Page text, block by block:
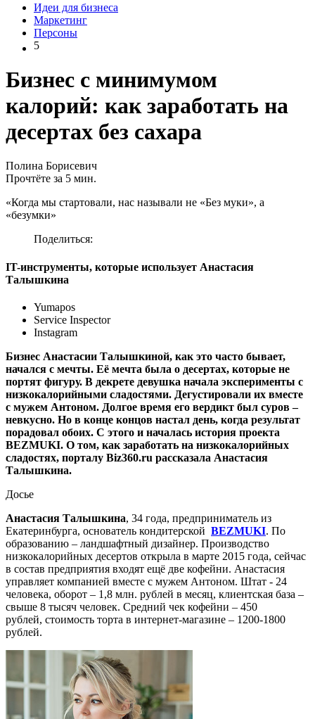
Идеи для бизнеса
Маркетинг
Персоны
5
Бизнес с минимумом
калорий: как заработать на
десертах без сахара
Полина Борисевич
Прочтёте за 5 мин.
«Когда мы стартовали, нас называли не «Без муки», а
«безумки»
Поделиться:
IT-инструменты, которые использует Анастасия
Талышкина
Yumapos
Service Inspector
Instagram
Бизнес Анастасии Талышкиной, как это часто бывает,
начался с мечты. Её мечта была о десертах, которые не
портят фигуру. В декрете девушка начала эксперименты с
низкокалорийными сладостями. Дегустировали их вместе
с мужем Антоном. Долгое время его вердикт был суров –
невкусно. Но в конце концов настал день, когда результат
порадовал обоих. С этого и началась история проекта
BEZMUKI. О том, как заработать на низкокалорийных
сладостях, порталу Biz360.ru рассказала Анастасия
Талышкина.
Досье
Анастасия Талышкина, 34 года, предприниматель из
Екатеринбурга, основатель кондитерской BEZMUKI. По
образованию – ландшафтный дизайнер. Производство
низкокалорийных десертов открыла в марте 2015 года, сейчас
в состав предприятия входят ещё две кофейни. Анастасия
управляет компанией вместе с мужем Антоном. Штат - 24
человека, оборот – 1,8 млн. рублей в месяц, клиентская база –
свыше 8 тысяч человек. Средний чек кофейни – 450
рублей, стоимость торта в интернет-магазине – 1200-1800
рублей.